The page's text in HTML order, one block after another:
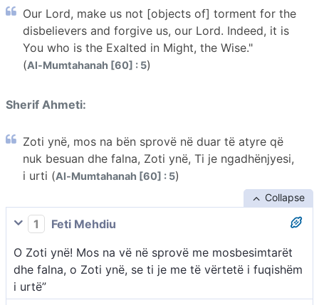
Our Lord, make us not [objects of] torment for the
disbelievers and forgive us, our Lord. Indeed, it is
You who is the Exalted in Might, the Wise."
(Al-Mumtahanah [60] : 5)
Sherif Ahmeti:
Zoti ynë, mos na bën sprovë në duar të atyre që
nuk besuan dhe falna, Zoti ynë, Ti je ngadhënjyesi,
i urti (Al-Mumtahanah [60] : 5)
Collapse
1
Feti Mehdiu
O Zoti ynë! Mos na vë në sprovë me mosbesimtarët
dhe falna, o Zoti ynë, se ti je me të vërtetë i fuqishëm
i urtë”